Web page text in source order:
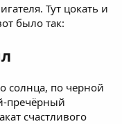
Тут цокать и
было так:
солнца, по черной
пречёрный
счастливого